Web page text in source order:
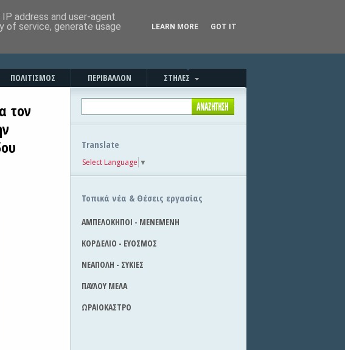
ΠΟΛΙΤΙΣΜΟΣ ΠΕΡΙΒΑΛΛΟΝ ΣΤΗΛΕΣ
τον
Translate
Select Language ▼
Τοπικά νέα & Θέσεις εργασίας
ΑΜΠΕΛΟΚΗΠΟΙ - ΜΕΝΕΜΕΝΗ
ΚΟΡΔΕΛΙΟ - ΕΥΟΣΜΟΣ
ΝΕΑΠΟΛΗ - ΣΥΚΙΕΣ
ΠΑΥΛΟΥ ΜΕΛΑ
ΩΡΑΙΟΚΑΣΤΡΟ
address and user-agent
of service, generate usage
LEARN MORE GOT IT